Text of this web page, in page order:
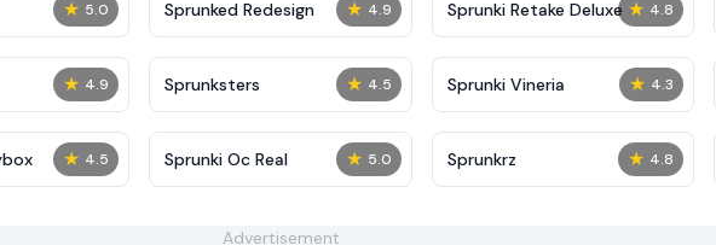
★ 5.0 ★ 4.9
Sprunked Redesign ★ 4.8
Sprunki Retake Deluxe
★ 4.9 ★ 4.5
Sprunksters ★ 4.3
Sprunki Vineria
★ 4.5 ★ 5.0
Sprunki Oc Real ★ 4.8
Sprunkrz
Advertisement